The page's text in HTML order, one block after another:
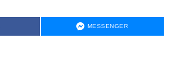
MESSENGER